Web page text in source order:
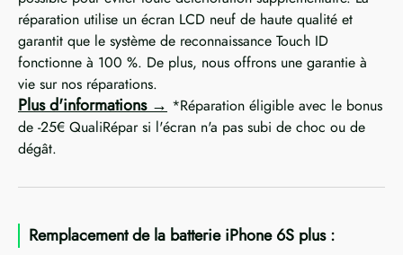
réparation utilise un écran LCD neuf de haute qualité et
garantit que le système de reconnaissance Touch ID
fonctionne à 100 %. De plus, nous offrons une garantie à
vie sur nos réparations.
Plus d'informations
*Réparation éligible avec le bonus
de -25€ QualiRépar si l'écran n'a pas subi de choc ou de
dégât.
Remplacement de la batterie iPhone 6S plus :